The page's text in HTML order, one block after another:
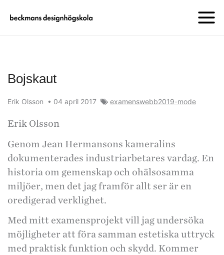
Bojskaut
Erik Olsson • 04 april 2017 examenswebb2019-mode
Erik Olsson
Genom Jean Hermansons kameralins
dokumenterades industriarbetares vardag. En
historia om gemenskap och ohälsosamma
miljöer, men det jag framför allt ser är en
oredigerad verklighet.
Med mitt examensprojekt vill jag undersöka
möjligheter att föra samman estetiska uttryck
med praktisk funktion och skydd. Kommer